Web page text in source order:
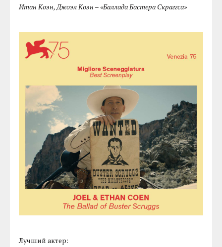
Итан Коэн, Джоэл Коэн – «Баллада Бастера Скраггса»
Лучший актер: